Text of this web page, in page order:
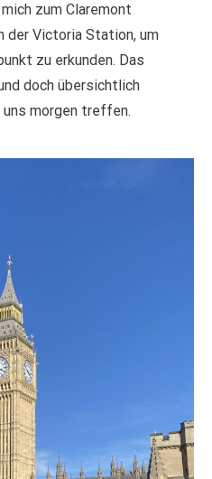
zum Claremont
der Victoria Station, um
zu erkunden. Das
doch übersichtlich
uns morgen treffen.